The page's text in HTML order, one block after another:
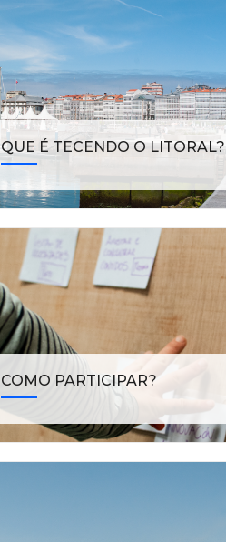
QUE É TECENDO O LITORAL?
COMO PARTICIPAR?